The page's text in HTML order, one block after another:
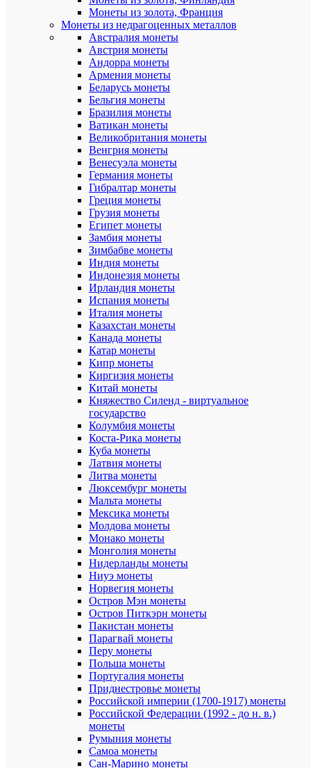
Монеты из золота, Франция
Монеты из недрагоценных металлов
Австралия монеты
Австрия монеты
Андорра монеты
Армения монеты
Беларусь монеты
Бельгия монеты
Бразилия монеты
Ватикан монеты
Великобритания монеты
Венгрия монеты
Венесуэла монеты
Германия монеты
Гибралтар монеты
Греция монеты
Грузия монеты
Египет монеты
Замбия монеты
Зимбабве монеты
Индия монеты
Индонезия монеты
Ирландия монеты
Испания монеты
Италия монеты
Казахстан монеты
Канада монеты
Катар монеты
Кипр монеты
Киргизия монеты
Китай монеты
Княжество Силенд - виртуальное
государство
Колумбия монеты
Коста-Рика монеты
Куба монеты
Латвия монеты
Литва монеты
Люксембург монеты
Мальта монеты
Мексика монеты
Молдова монеты
Монако монеты
Монголия монеты
Нидерланды монеты
Ниуэ монеты
Норвегия монеты
Остров Мэн монеты
Остров Питкэрн монеты
Пакистан монеты
Парагвай монеты
Перу монеты
Польша монеты
Португалия монеты
Приднестровье монеты
Российской империи (1700-1917) монеты
Российской Федерации (1992 - до н. в.)
монеты
Румыния монеты
Самоа монеты
Сан-Марино монеты
Монетный